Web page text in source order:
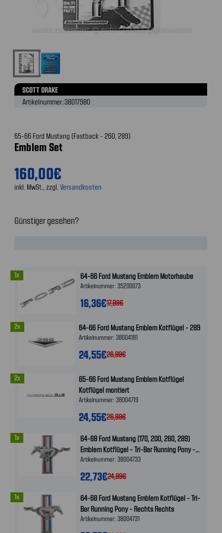
SCOTT DRAKE
Artikelnummer.:38017980
65-66 Ford Mustang (Fastback - 260, 289)
Emblem Set
160,00€
inkl. MwSt., zzgl. Versandkosten
Günstiger gesehen?
1x 64-66 Ford Mustang Emblem Motorhaube
Artikelnummer: 35200073
16,36€17,99€
2x 64-66 Ford Mustang Emblem Kotflügel - 289
Artikelnummer: 38004181
24,55€26,99€
2x
65-66 Ford Mustang Emblem Kotflügel
Kotflügel montiert
Artikelnummer: 38004719
24,55€26,99€
1x
64-68 Ford Mustang (170, 200, 260, 289)
Emblem Kotflügel - Tri-Bar Running Pony -
Links Links
Artikelnummer: 38004733
22,73€24,99€
1x
64-68 Ford Mustang Emblem Kotflügel - Tri-
Bar Running Pony - Rechts Rechts
Artikelnummer: 38004731